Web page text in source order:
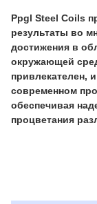
Ppgl Steel Coils
результаты во
достижения в
окружающей
привлекателен,
современном
обеспечивая
процветания